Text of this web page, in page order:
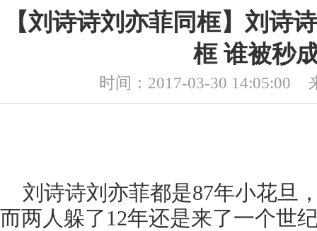
【刘诗诗刘亦菲同框】刘诗
框 谁被秒
时间：2017-03-30 14:05:00
刘诗诗刘亦菲都是87年小花旦
而两人躲了12年还是来了一个世